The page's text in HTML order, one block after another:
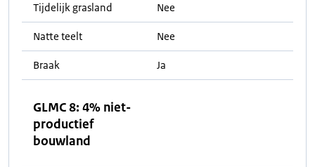
Tijdelijk grasland Nee
Natte teelt Nee
Braak Ja
GLMC 8: 4% niet-
productief
bouwland